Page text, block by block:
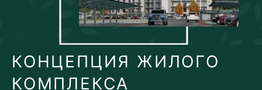
КОНЦЕПЦИЯ ЖИЛОГО
КОМПЛЕКСА